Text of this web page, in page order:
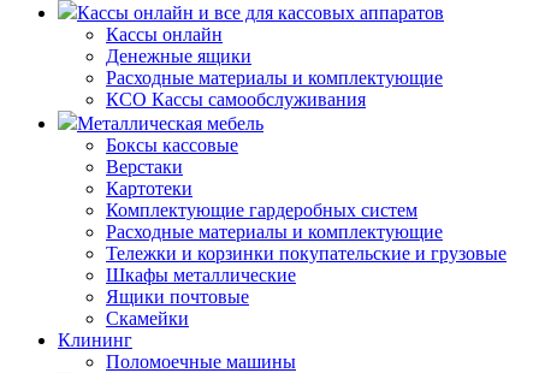
Кассы онлайн и все для кассовых аппаратов
Кассы онлайн
Денежные ящики
Расходные материалы и комплектующие
КСО Кассы самообслуживания
Металлическая мебель
Боксы кассовые
Верстаки
Картотеки
Комплектующие гардеробных систем
Расходные материалы и комплектующие
Тележки и корзинки покупательские и грузовые
Шкафы металлические
Ящики почтовые
Скамейки
Клининг
Поломоечные машины